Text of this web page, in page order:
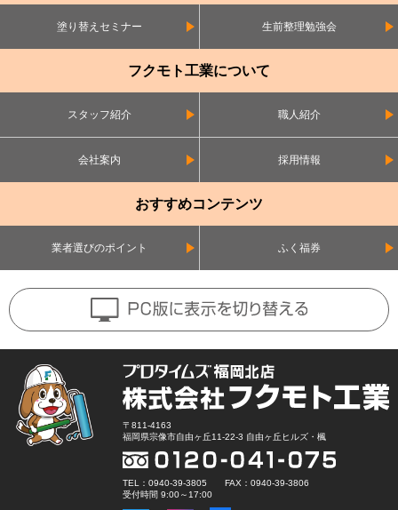
塗り替えセミナー 生前整理勉強会
フクモト工業について
スタッフ紹介 職人紹介
会社案内 採用情報
おすすめコンテンツ
業者選びのポイント ふく福券
〒811-4163
福岡県宗像市自由ヶ丘11-22-3 自由ヶ丘ヒルズ・楓
TEL：0940-39-3805 FAX：0940-39-3806
受付時間 9:00～17:00